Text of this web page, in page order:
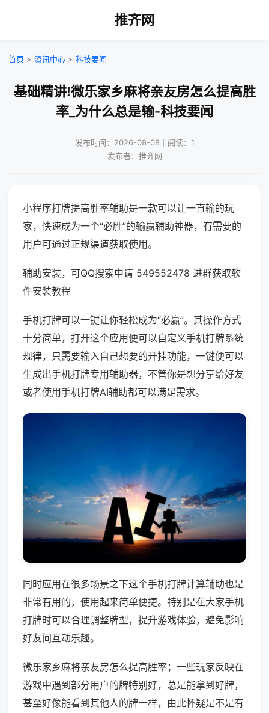
推齐网
首页 > 资讯中心 > 科技要闻
基础精讲!微乐家乡麻将亲友房怎么提高胜
率_为什么总是输-科技要闻
发布时间：2026-08-08｜阅读：1
发布者：推齐网
小程序打牌提高胜率辅助是一款可以让一直输的玩
家，快速成为一个“必胜”的输赢辅助神器，有需要的
用户可通过正规渠道获取使用。
辅助安装，可QQ搜索申请 549552478 进群获取软
件安装教程
手机打牌可以一键让你轻松成为“必赢”。其操作方式
十分简单，打开这个应用便可以自定义手机打牌系统
规律，只需要输入自己想要的开挂功能，一键便可以
生成出手机打牌专用辅助器，不管你是想分享给好友
或者使用手机打牌AI辅助都可以满足需求。
同时应用在很多场景之下这个手机打牌计算辅助也是
非常有用的，使用起来简单便捷。特别是在大家手机
打牌时可以合理调整牌型，提升游戏体验，避免影响
好友间互动乐趣。
微乐家乡麻将亲友房怎么提高胜率；一些玩家反映在
游戏中遇到部分用户的牌特别好，总是能拿到好牌，
甚至好像能看到其他人的牌一样，由此怀疑是不是有